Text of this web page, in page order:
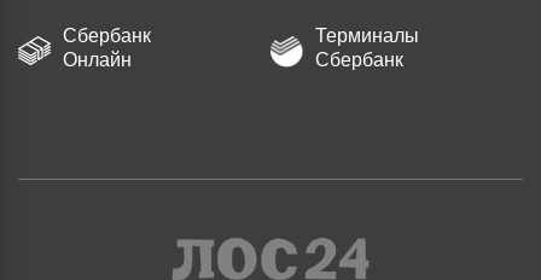
Сбербанк
Онлайн
Терминалы
Сбербанк